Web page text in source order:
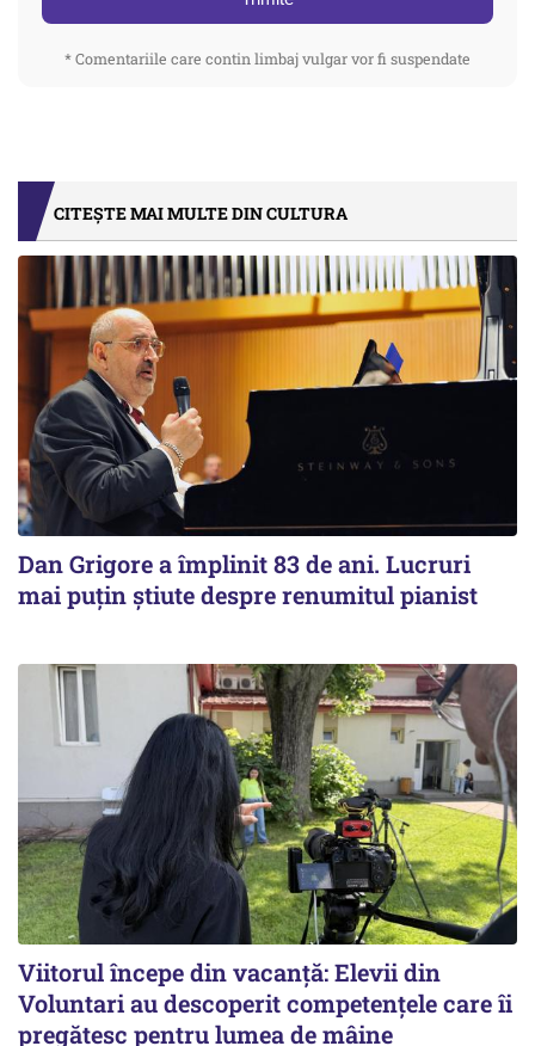
* Comentariile care contin limbaj vulgar vor fi suspendate
CITEȘTE MAI MULTE DIN CULTURA
Dan Grigore a împlinit 83 de ani. Lucruri
mai puțin știute despre renumitul pianist
Viitorul începe din vacanță: Elevii din
Voluntari au descoperit competențele care îi
pregătesc pentru lumea de mâine